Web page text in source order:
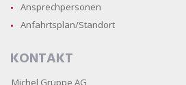
Ansprechpersonen
Anfahrtsplan/Standort
KONTAKT
Michel Gruppe AG